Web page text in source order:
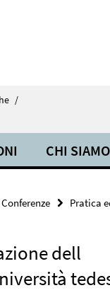
/
CHI SIAMO
Conferenze Pratica
dell